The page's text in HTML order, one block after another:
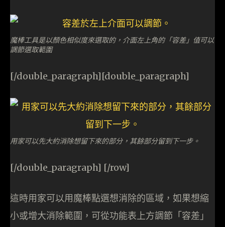
魔棒工具是以顏色相似度來選取的，介面左上角的「容差」值可以
調節選取範圍
[/double_paragraph][double_paragraph]
用家可以先大約消除想留下來的部分，其餘部分留到下一步。
[/double_paragraph] [/row]
這時用家可以用魔棒點選想消除的區域，如果想縮
小或增大消除範圍，可從功能表上方調節「容差」